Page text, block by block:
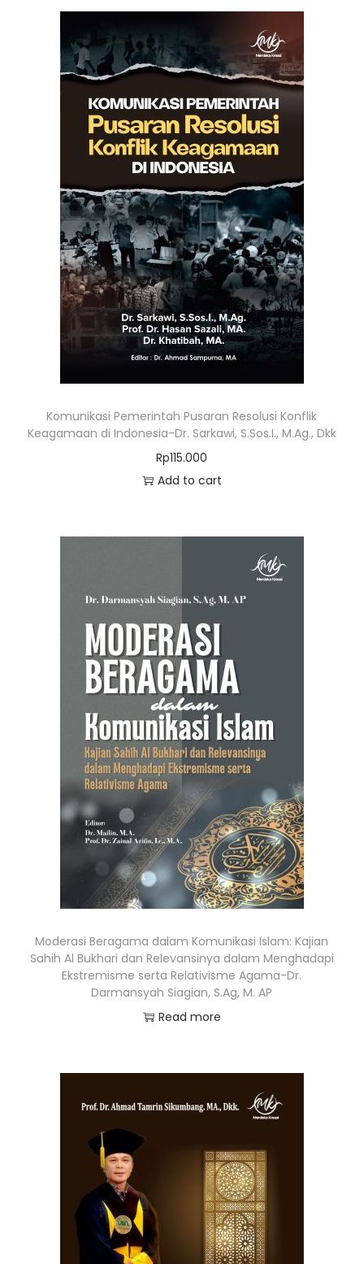
Komunikasi Pemerintah Pusaran Resolusi Konflik
Keagamaan di Indonesia-Dr. Sarkawi, S.Sos.I., M.Ag., Dkk
Rp115.000
Add to cart
Moderasi Beragama dalam Komunikasi Islam: Kajian
Sahih Al Bukhari dan Relevansinya dalam Menghadapi
Ekstremisme serta Relativisme Agama-Dr.
Darmansyah Siagian, S.Ag, M. AP
Read more